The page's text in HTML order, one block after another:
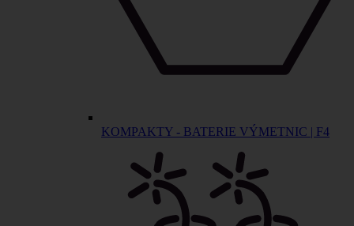
KOMPAKTY - BATERIE VÝMETNIC | F4